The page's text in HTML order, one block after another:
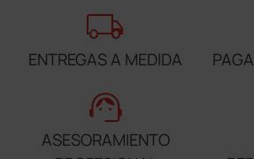
local_shipping
ENTREGAS A MEDIDA
support_agent
ASESORAMIENTO